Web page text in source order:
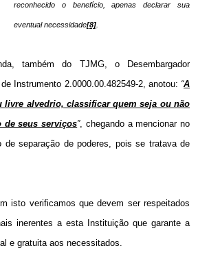
reconhecido o benefício, apenas declarar sua
eventual necessidade[8].
também do TJMG, o Desembargador
Instrumento 2.0000.00.482549-2, anotou: “A
livre alvedrio, classificar quem seja ou não
de seus serviços”, chegando a mencionar no
de separação de poderes, pois se tratava de
isto verificamos que devem ser respeitados
inerentes a esta Instituição que garante a
e gratuita aos necessitados.